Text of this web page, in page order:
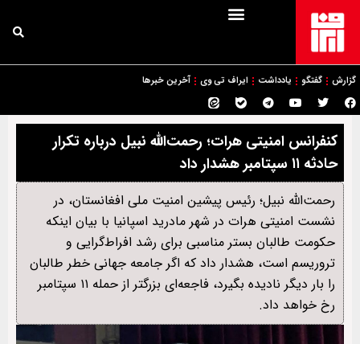
گزارش گفتگو یادداشت ایراف تی وی آخرین خبرها
کنفرانس امنیتی هرات؛ رحمت‌الله نبیل درباره تکرار
حادثه ۱۱ سپتامبر هشدار داد
رحمت‌الله نبیل؛ رئيس پیشین امنیت ملی افغانستان، در
نشست امنیتی هرات در شهر مادرید اسپانیا با بیان اینکه
حکومت طالبان بستر مناسبی برای رشد افراط‌گرایی و
تروریسم است، هشدار داد که اگر جامعه جهانی خطر طالبان
را بار دیگر نادیده بگیرد، فاجعه‌ای بزرگتر از حمله ۱۱ سپتامبر
رخ خواهد داد.